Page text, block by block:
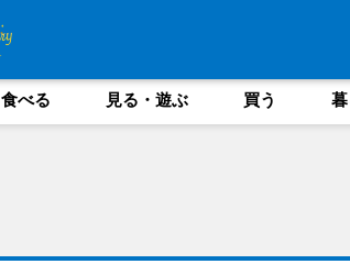
食べる 見る・遊ぶ 買う